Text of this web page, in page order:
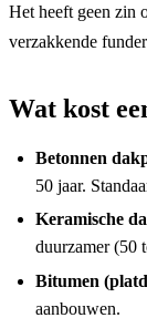
Het heeft geen zin
verzakkende
Wat kost
Betonnen
50 jaar.
Keramische
duurzamer (50
Bitumen
aanbouwen.